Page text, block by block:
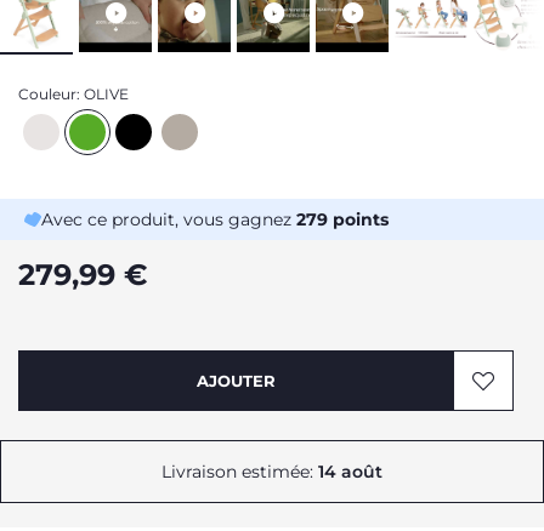
Couleur: OLIVE
Avec ce produit, vous gagnez 279 points
279,99 €
AJOUTER
Livraison estimée: 14 août